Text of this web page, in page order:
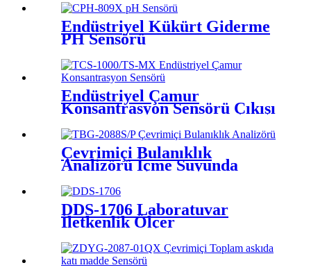
Endüstriyel Kükürt Giderme
PH Sensörü
Endüstriyel Çamur
Konsantrasyon Sensörü Çıkışı
Çevrimiçi Bulanıklık
Analizörü İçme Suyunda
DDS-1706 Laboratuvar
İletkenlik Ölçer